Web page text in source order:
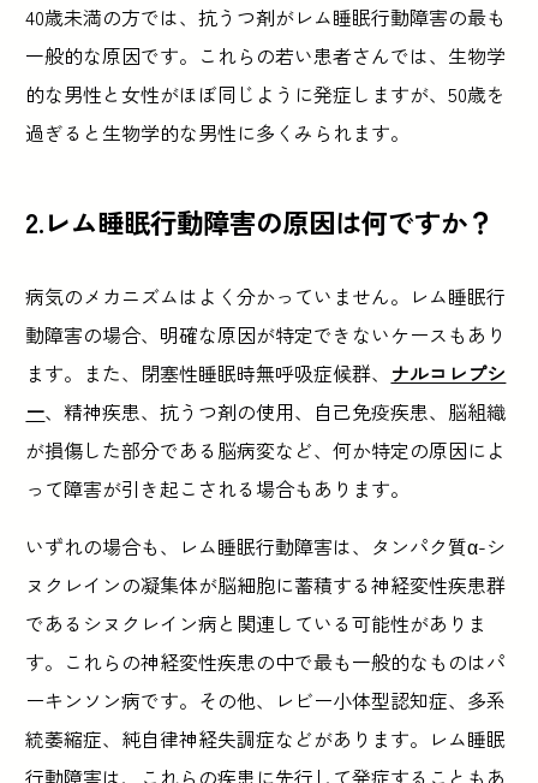
40歳未満の方では、抗うつ剤がレム睡眠行動障害の最も
一般的な原因です。これらの若い患者さんでは、生物学
的な男性と女性がほぼ同じように発症しますが、50歳を
過ぎると生物学的な男性に多くみられます。
2.レム睡眠行動障害の原因は何ですか？
病気のメカニズムはよく分かっていません。レム睡眠行
動障害の場合、明確な原因が特定できないケースもあり
ます。また、閉塞性睡眠時無呼吸症候群、 ナルコレプシ
ー、精神疾患、抗うつ剤の使用、自己免疫疾患、脳組織
が損傷した部分である脳病変など、何か特定の原因によ
って障害が引き起こされる場合もあります。
いずれの場合も、レム睡眠行動障害は、タンパク質α-シ
ヌクレインの凝集体が脳細胞に蓄積する神経変性疾患群
であるシヌクレイン病と関連している可能性がありま
す。これらの神経変性疾患の中で最も一般的なものはパ
ーキンソン病です。その他、レビー小体型認知症、多系
統萎縮症、純自律神経失調症などがあります。レム睡眠